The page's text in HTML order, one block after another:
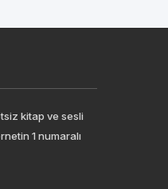
kitap ve sesli
1 numaralı